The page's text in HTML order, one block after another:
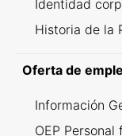
Identidad
Historia de la
Oferta de
Información
OEP